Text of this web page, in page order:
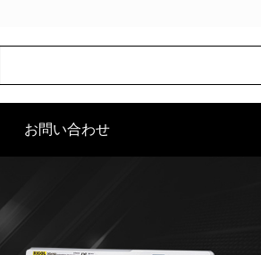
お問い合わせ